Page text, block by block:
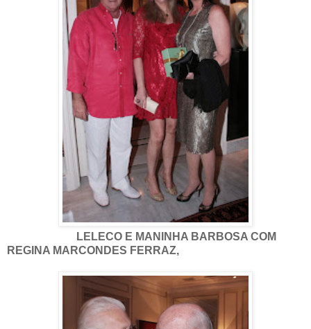
LELECO E MANINHA BARBOSA COM
REGINA MARCONDES FERRAZ,